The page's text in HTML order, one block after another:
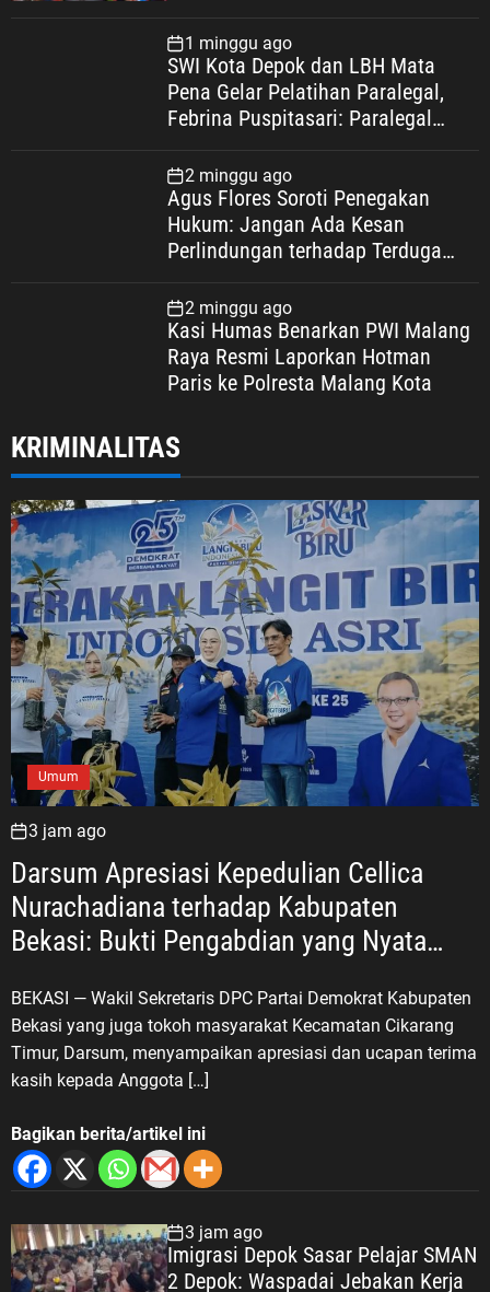
1 minggu ago
SWI Kota Depok dan LBH Mata
Pena Gelar Pelatihan Paralegal,
Febrina Puspitasari: Paralegal
Keadilan Warga Depok
2 minggu ago
Agus Flores Soroti Penegakan
Hukum: Jangan Ada Kesan
Perlindungan terhadap Terduga
Dipertaruhkan
2 minggu ago
Kasi Humas Benarkan PWI Malang
Raya Resmi Laporkan Hotman
Paris ke Polresta Malang Kota
KRIMINALITAS
Umum
3 jam ago
Darsum Apresiasi Kepedulian Cellica
Nurachadiana terhadap Kabupaten
Bekasi: Bukti Pengabdian yang Nyata
BEKASI — Wakil Sekretaris DPC Partai Demokrat Kabupaten
Bekasi yang juga tokoh masyarakat Kecamatan Cikarang
Timur, Darsum, menyampaikan apresiasi dan ucapan terima
kasih kepada Anggota […]
Bagikan berita/artikel ini
3 jam ago
Imigrasi Depok Sasar Pelajar SMAN
2 Depok: Waspadai Jebakan Kerja